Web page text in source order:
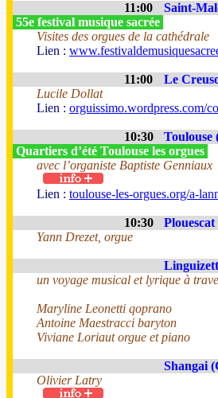
11:00 Saint-
55e festival musique sacrée
Visites des orgues de la cathédrale
Lien :
11:00 Le
Lucile Dollat
Lien : orguissimo.wordpress.com/
10:30 Toulouse
Quartiers d’été Toulouse les orgues
avec l’organiste Baptiste Genniaux
Lien : toulouse-les-orgues.org/a-
10:30
Plouescat
Yann Drezet, orgue
un voyage musical et lyrique à
Maryline Leonetti qoprano
Antoine Maestracci baryton
Viviane Loriaut orgue et piano
Shangai
Olivier Latry